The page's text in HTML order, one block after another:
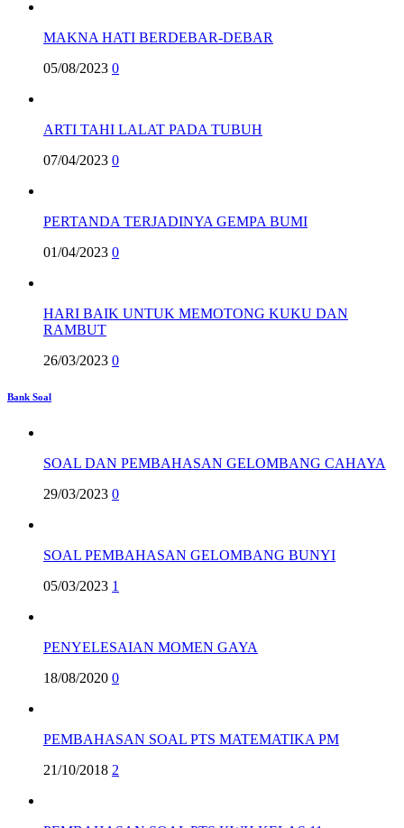
MAKNA HATI BERDEBAR-DEBAR
05/08/2023 0
ARTI TAHI LALAT PADA TUBUH
07/04/2023 0
PERTANDA TERJADINYA GEMPA BUMI
01/04/2023 0
HARI BAIK UNTUK MEMOTONG KUKU DAN
RAMBUT
26/03/2023 0
Bank Soal
SOAL DAN PEMBAHASAN GELOMBANG CAHAYA
29/03/2023 0
SOAL PEMBAHASAN GELOMBANG BUNYI
05/03/2023 1
PENYELESAIAN MOMEN GAYA
18/08/2020 0
PEMBAHASAN SOAL PTS MATEMATIKA PM
21/10/2018 2